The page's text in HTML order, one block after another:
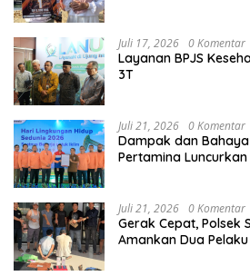
Juli 17, 2026 0 Komentar
Layanan BPJS
3T
Juli 21, 2026 0 Komentar
Dampak dan
Pertamina Luncurkan
Juli 21, 2026 0 Komentar
Gerak Cepat, Polsek
Amankan Dua